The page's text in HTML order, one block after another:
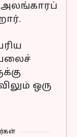
அலங்காரப்
ஒரு